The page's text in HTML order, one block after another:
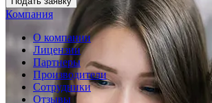
Компания
О компании
Лицензии
Партнеры
Производители
Сотрудники
Отзывы